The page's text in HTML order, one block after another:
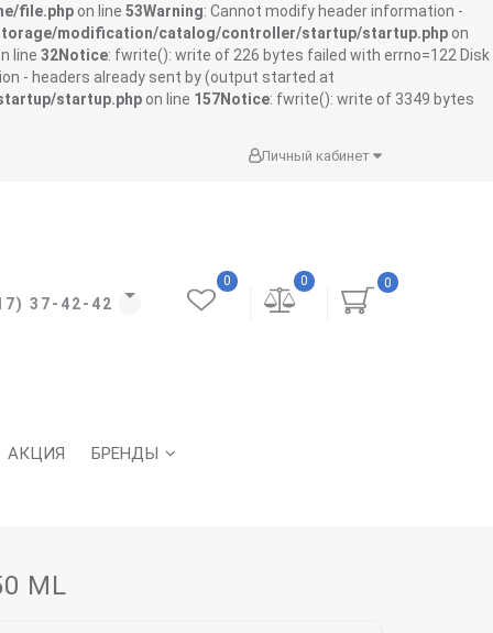
file.php on line 53Warning: Cannot modify header information -
modification/catalog/controller/startup/startup.php on
line 32Notice: fwrite(): write of 226 bytes failed with errno=122 Disk
- headers already sent by (output started at
startup.php on line 157Notice: fwrite(): write of 3349 bytes
Личный кабинет
37-42-42
0
0
0
АКЦИЯ БРЕНДЫ
ML